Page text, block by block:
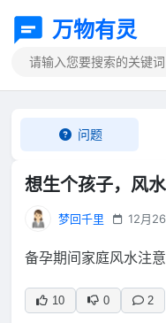
万物有灵
问题
想生个孩子，风
梦回千里 12月
备孕期间家庭风水注
10 0 2